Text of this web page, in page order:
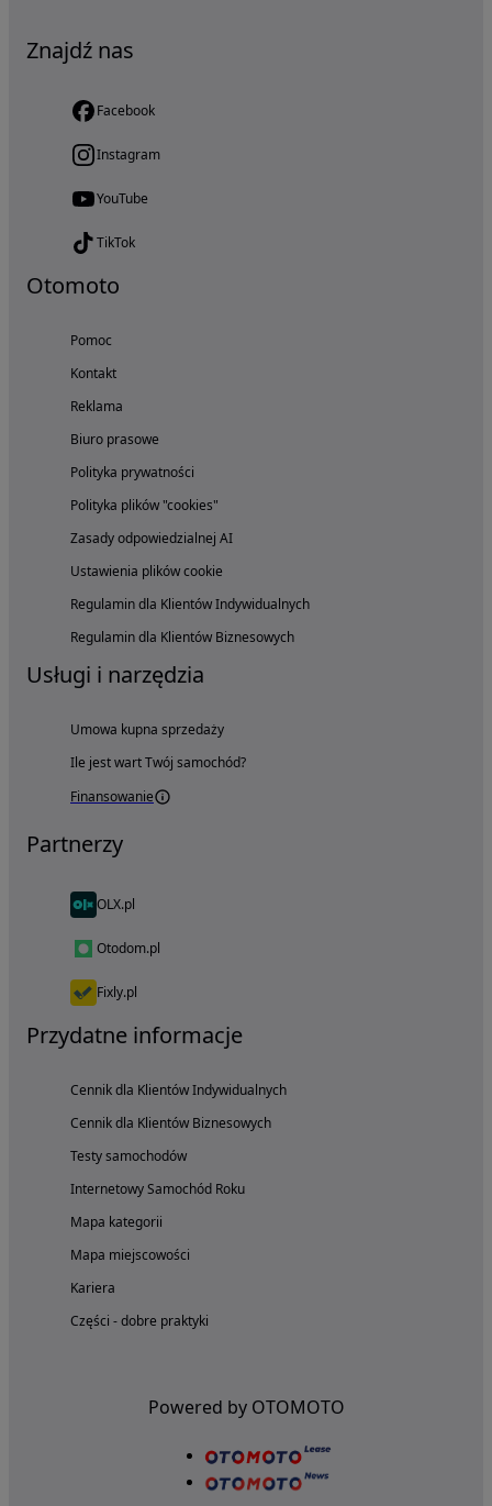
Znajdź nas
Facebook
Instagram
YouTube
TikTok
Otomoto
Pomoc
Kontakt
Reklama
Biuro prasowe
Polityka prywatności
Polityka plików "cookies"
Zasady odpowiedzialnej AI
Ustawienia plików cookie
Regulamin dla Klientów Indywidualnych
Regulamin dla Klientów Biznesowych
Usługi i narzędzia
Umowa kupna sprzedaży
Ile jest wart Twój samochód?
Finansowanie
Partnerzy
OLX.pl
Otodom.pl
Fixly.pl
Przydatne informacje
Cennik dla Klientów Indywidualnych
Cennik dla Klientów Biznesowych
Testy samochodów
Internetowy Samochód Roku
Mapa kategorii
Mapa miejscowości
Kariera
Części - dobre praktyki
Powered by OTOMOTO